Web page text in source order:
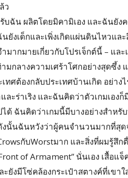
ว
บฉัน ผลิตโดยมิคามิเอง และฉันยัง
ยังเด็กและเพิ่งเกิดแผ่นดินไหวแล
ากมายเกี่ยวกับโปรเจ็กต์นี้ – แล
มกลางความเศร้าโศกอย่างสุดซึ้ง
ทศต้องกลับประเทศบ้านเกิด อย่า
ะร่าเริง และฉันคิดว่าตัวเกมเอง
ด้ ฉันคิดว่าเกมนี้มีบางอย่างสำห
นั้นฉันหวังว่าผู้คนจำนวนมากที่สุด
กับWorstมาก และสิ่งที่ผมรู้สึก
of Armament” นั่นเอง เสื้อแ
ะยังมีโซ่คล้องกระเป๋าสตางค์ที่เข